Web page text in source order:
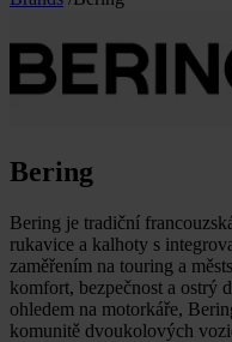
Bering
Bering je tradiční
rukavice a kalhoty s
zaměřením na touring a
komfort, bezpečnost a ostrý
ohledem na motorkáře,
komunitě dvoukolových